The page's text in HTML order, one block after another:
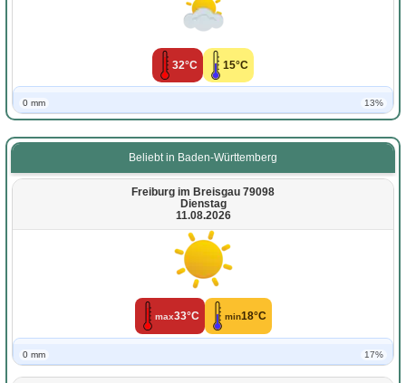
32°C 15°C
0 mm 13%
Beliebt in Baden-Württemberg
Freiburg im Breisgau 79098
Dienstag
11.08.2026
max33°C min18°C
0 mm 17%